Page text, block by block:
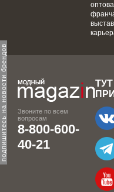
подпишитесь на новости брендов
Звоните по всем
вопросам
8-800-600-
40-21